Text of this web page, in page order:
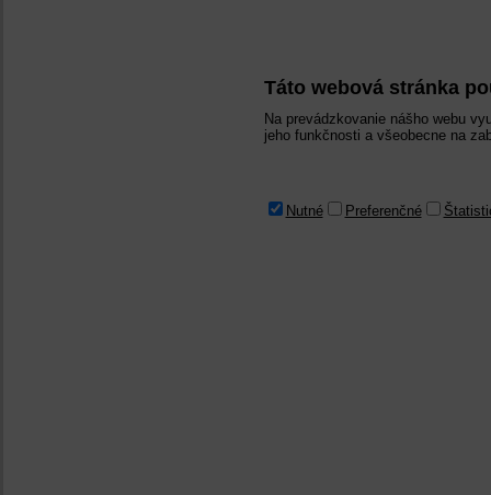
Táto webová stránka
Na prevádzkovanie nášho webu
jeho funkčnosti a všeobecne na
Nutné Preferenčné